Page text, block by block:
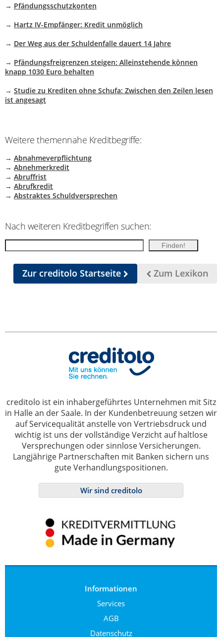
→ Pfändungsschutzkonten
→ Hartz IV-Empfänger: Kredit unmöglich
→ Der Weg aus der Schuldenfalle dauert 14 Jahre
→ Pfändungsfreigrenzen steigen: Alleinstehende können
knapp 1030 Euro behalten
→ Studie zu Krediten ohne Schufa: Zwischen den Zeilen lesen
ist angesagt
Weitere themennahe Kreditbegriffe:
→ Abnahmeverpflichtung
→ Abnehmerkredit
→ Abruffrist
→ Abrufkredit
→ Abstraktes Schuldversprechen
Nach weiteren Kreditbegriffen suchen:
Zum Lexikon
Zur creditolo Startseite
creditolo ist ein inhabergeführtes Unternehmen mit Sitz
in Halle an der Saale. In der Kundenbetreuung setzen wir
auf Servicequalität anstelle von Vertriebsdruck und
wichtig ist uns der vollständige Verzicht auf haltlose
Versprechungen oder sinnlose Versicherungen.
Langjährige Partnerschaften mit Banken sichern uns
gute Verhandlungspositionen.
Wir sind creditolo
Informationen
Services
AGB
Datenschutz